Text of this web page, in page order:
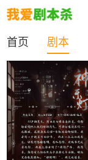
首页 剧本